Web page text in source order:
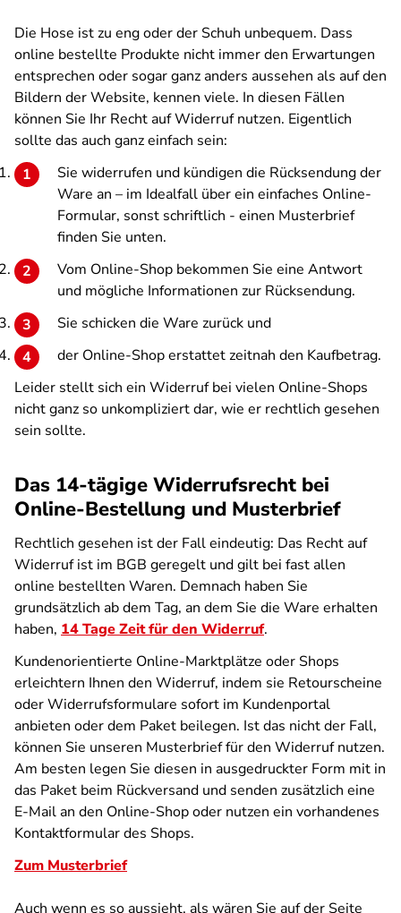
Die Hose ist zu eng oder der Schuh unbequem. Dass
online bestellte Produkte nicht immer den Erwartungen
entsprechen oder sogar ganz anders aussehen als auf den
Bildern der Website, kennen viele. In diesen Fällen
können Sie Ihr Recht auf Widerruf nutzen. Eigentlich
sollte das auch ganz einfach sein:
Sie widerrufen und kündigen die Rücksendung der
Ware an – im Idealfall über ein einfaches Online-
Formular, sonst schriftlich - einen Musterbrief
finden Sie unten.
Vom Online-Shop bekommen Sie eine Antwort
und mögliche Informationen zur Rücksendung.
Sie schicken die Ware zurück und
der Online-Shop erstattet zeitnah den Kaufbetrag.
Leider stellt sich ein Widerruf bei vielen Online-Shops
nicht ganz so unkompliziert dar, wie er rechtlich gesehen
sein sollte.
Das 14-tägige Widerrufsrecht bei
Online-Bestellung und Musterbrief
Rechtlich gesehen ist der Fall eindeutig: Das Recht auf
Widerruf ist im BGB geregelt und gilt bei fast allen
online bestellten Waren. Demnach haben Sie
grundsätzlich ab dem Tag, an dem Sie die Ware erhalten
haben, 14 Tage Zeit für den Widerruf.
Kundenorientierte Online-Marktplätze oder Shops
erleichtern Ihnen den Widerruf, indem sie Retourscheine
oder Widerrufsformulare sofort im Kundenportal
anbieten oder dem Paket beilegen. Ist das nicht der Fall,
können Sie unseren Musterbrief für den Widerruf nutzen.
Am besten legen Sie diesen in ausgedruckter Form mit in
das Paket beim Rückversand und senden zusätzlich eine
E-Mail an den Online-Shop oder nutzen ein vorhandenes
Kontaktformular des Shops.
Zum Musterbrief
Auch wenn es so aussieht, als wären Sie auf der Seite